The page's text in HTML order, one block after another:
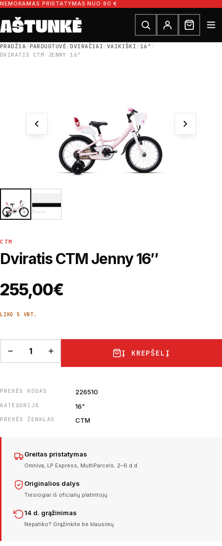
Pereiti prie turinio
NEMOKAMAS PRISTATYMAS NUO 80 €
Ieškoti dalių
Ieškoti
PRADŽIA/PARDUOTUVĖ/DVIRAČIAI /VAIKIŠKI / 16" /
DVIRATIS CTM JENNY 16″
CTM
Dviratis CTM Jenny 16″
255,00€
LIKO 5 VNT.
Į KREPŠELĮ
PREKĖS KODAS 226510
KATEGORIJA 16"
PREKĖS ŽENKLAS CTM
Greitas pristatymas
Omniva, LP Express, MultiParcels. 2–6 d.d.
Originalios dalys
Tiesiogiai iš oficialių platintojų
14 d. grąžinimas
Nepatiko? Grąžinkite be klausimų